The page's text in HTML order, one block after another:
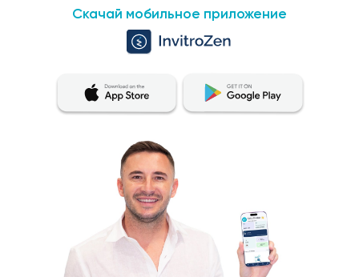
Скачай мобильное приложение